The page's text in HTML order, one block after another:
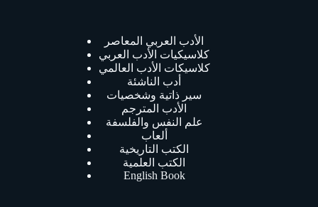
الأدب العربي المعاصر
كلاسيكيات الأدب العربي
كلاسيكات الأدب العالمي
أدب الناشئة
سير ذاتية وشخصيات
الأدب المترجم
علم النفس والفلسفة
ألعاب
الكتب التاريخية
الكتب العلمية
English Book